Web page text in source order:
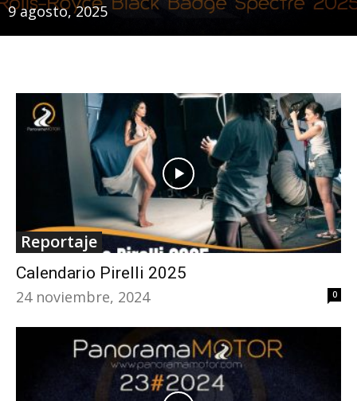
9 agosto, 2025
Reportaje
Calendario Pirelli 2025
24 noviembre, 2024
0